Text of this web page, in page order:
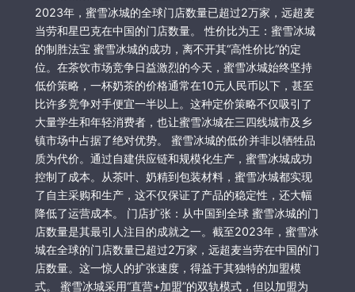
2023年，蜜雪冰城的全球门店数量已超过2万家，远超麦
当劳和星巴克在中国的门店数量。 性价比为王：蜜雪冰城
的制胜法宝 蜜雪冰城的成功，离不开其“高性价比”的定
位。在茶饮市场竞争日益激烈的今天，蜜雪冰城始终坚持
低价策略，一杯奶茶的价格通常在10元人民币以下，甚至
比许多竞争对手便宜一半以上。这种定价策略不仅吸引了
大量学生和年轻消费者，也让蜜雪冰城在三四线城市及乡
镇市场中占据了绝对优势。 蜜雪冰城的低价并非以牺牲品
质为代价。通过自建供应链和规模化生产，蜜雪冰城成功
控制了成本。从茶叶、奶精到包装材料，蜜雪冰城都实现
了自主采购和生产，这不仅保证了产品的稳定性，还大幅
降低了运营成本。 门店扩张：从中国到全球 蜜雪冰城的门
店数量是其最引人注目的成就之一。截至2023年，蜜雪冰
城在全球的门店数量已超过2万家，远超麦当劳在中国的门
店数量。这一惊人的扩张速度，得益于其独特的加盟模
式。 蜜雪冰城采用“直营+加盟”的双轨模式，但以加盟为